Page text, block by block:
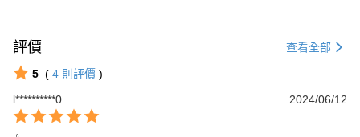
評價 查看全部
5 ( 4 則評價 )
l**********0
2024/06/12